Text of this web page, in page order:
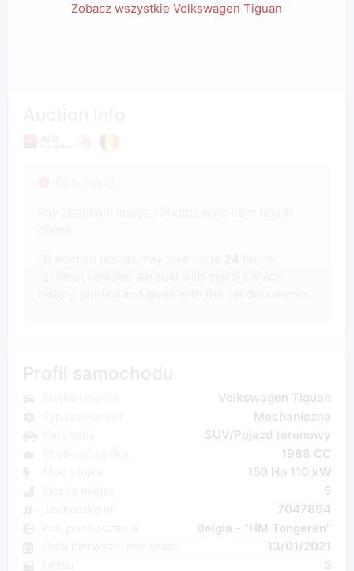
Zobacz wszystkie Volkswagen Tiguan
Volkswagen Tiguan
Mechaniczna
SUV/Pojazd terenowy
1968 CC
150 Hp 110 kW
5
7047894
Belgia - "HM Tongeren"
13/01/2021
5